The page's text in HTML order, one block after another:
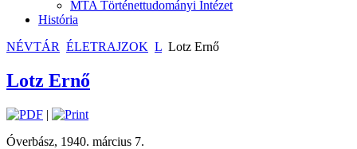
MTA Történettudományi Intézet
História
NÉVTÁR ÉLETRAJZOK L Lotz Ernő
Lotz Ernő
|
Óverbász, 1940. március 7.